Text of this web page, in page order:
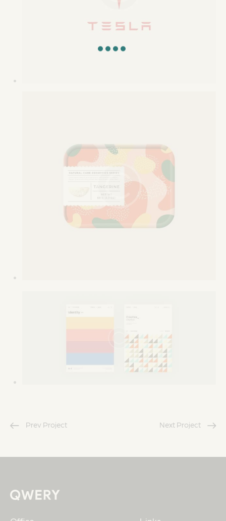
Prev Project Next Project